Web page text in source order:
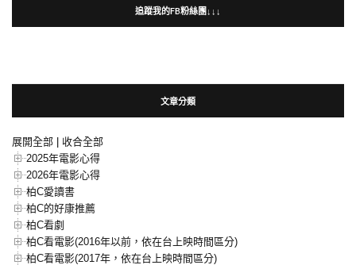
追蹤我的FB粉絲團↓↓↓
文章分類
展開全部 | 收合全部
2025年電影心得
2026年電影心得
柏C愛讀書
柏C的好康推薦
柏C看劇
柏C看電影(2016年以前，依在台上映時間區分)
柏C看電影(2017年，依在台上映時間區分)